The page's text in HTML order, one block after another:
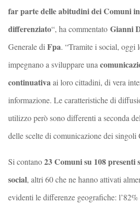
far parte delle abitudini dei Comuni
differenziato“, ha commentato Gianni
Generale diFpa. “Tramite i social, oggi
impegnano a sviluppare una
continuativaai loro cittadini, di vera
informazione. Le caratteristiche di
utilizzo però sono differenti a seconda
delle scelte di comunicazione dei
Si contano23 Comuni su 108 presenti
social, altri 60 che ne hanno attivati
evidenti le differenze geografiche: